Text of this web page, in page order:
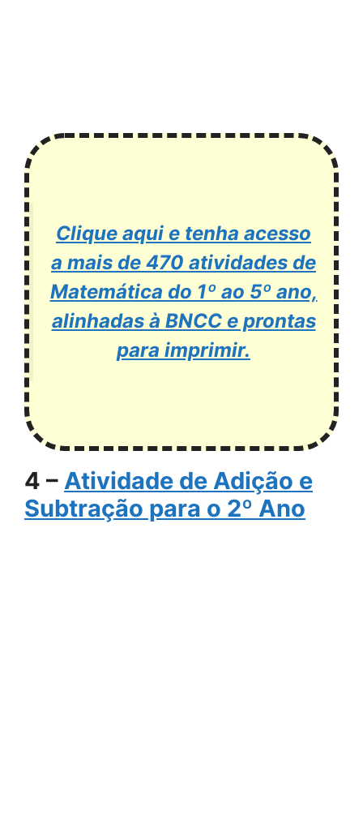
Clique aqui e tenha acesso
a mais de 470 atividades de
Matemática do 1º ao 5º ano,
alinhadas à BNCC e prontas
para imprimir.
4 – Atividade de Adição e
Subtração para o 2º Ano